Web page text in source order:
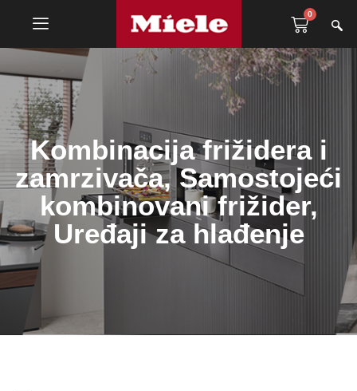
0
Kombinacija frižidera i
zamrzivača,Samostojeći
kombinovani frižider,
Uređaji za hlađenje